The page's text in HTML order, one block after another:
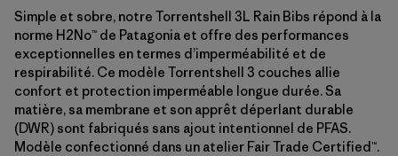
Simple et sobre, notre Torrentshell 3L Rain Bibs répond à la
norme H2No™ de Patagonia et offre des performances
exceptionnelles en termes d’imperméabilité et de
respirabilité. Ce modèle Torrentshell 3 couches allie
confort et protection imperméable longue durée. Sa
matière, sa membrane et son apprêt déperlant durable
(DWR) sont fabriqués sans ajout intentionnel de PFAS.
Modèle confectionné dans un atelier Fair Trade Certified™.